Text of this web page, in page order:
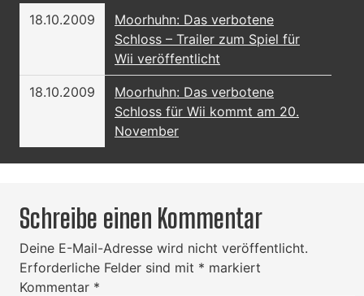
18.10.2009
Moorhuhn: Das verbotene
Schloss – Trailer zum Spiel für
Wii veröffentlicht
18.10.2009
Moorhuhn: Das verbotene
Schloss für Wii kommt am 20.
November
Schreibe einen Kommentar
Deine E-Mail-Adresse wird nicht veröffentlicht.
Erforderliche Felder sind mit * markiert
Kommentar *